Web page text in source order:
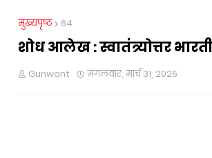
मुख्यपृष्ठ 64
शोध आलेख : स्वातंत्र्योत्तर
Gunwant मंगलवार, मार्च 31, 2026